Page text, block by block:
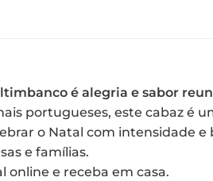
é alegria e sabor
portugueses, este cabaz é
o Natal com intensidade e
e famílias.
online e receba em casa.